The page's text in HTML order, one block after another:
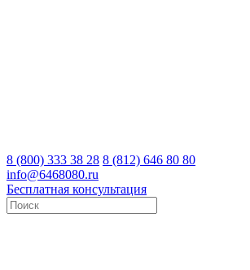
8 (800) 333 38 28 8 (812) 646 80 80
info@6468080.ru
Бесплатная консультация